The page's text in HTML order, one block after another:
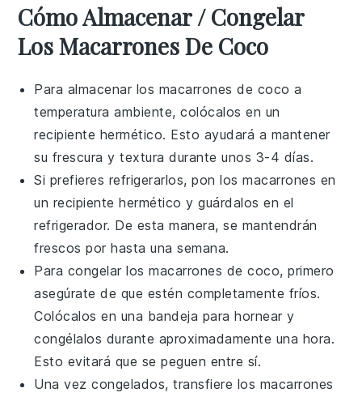
Cómo Almacenar / Congelar
Los Macarrones De Coco
Para almacenar los macarrones de coco a
temperatura ambiente, colócalos en un
recipiente hermético. Esto ayudará a mantener
su frescura y textura durante unos 3-4 días.
Si prefieres refrigerarlos, pon losmacarrones en
un recipiente hermético y guárdalos en el
refrigerador. De esta manera, se mantendrán
frescos por hasta una semana.
Para congelar losmacarrones de coco, primero
asegúrate de que estén completamente fríos.
Colócalos en una bandeja para hornear y
congélalos durante aproximadamente una hora.
Esto evitará que se peguen entre sí.
Una vez congelados, transfiere los macarrones